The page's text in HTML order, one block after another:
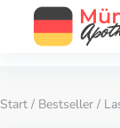
Start / Bestseller /